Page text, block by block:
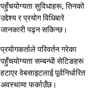
पहुँचयोग्यता सुविधाहरू, तिनको
उद्देश्य र प्रयोग विधिबारे
जानकारी पढ्न सकिन्छ।
प्रयोगकर्ताले परिवर्तन गरेका
पहुँचयोग्यता सम्बन्धी सेटिङहरू
हटाएर वेबसाइटलाई पूर्वनिर्धारित
अवस्थामा फर्काउँछ।